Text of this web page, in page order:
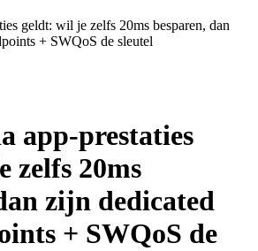
geldt: wil je zelfs 20ms besparen, dan
+ SWQoS de sleutel
app-prestaties
zelfs 20ms
zijn dedicated
+ SWQoS de